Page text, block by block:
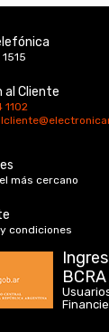
al Cliente
más cercano
condiciones
BCRA